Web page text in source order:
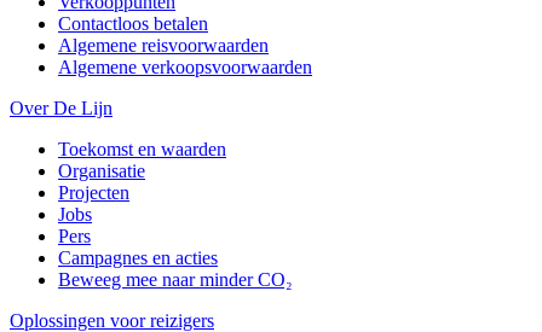
Contactloos betalen
Algemene reisvoorwaarden
Algemene verkoopsvoorwaarden
Over De Lijn
Toekomst en waarden
Organisatie
Projecten
Jobs
Pers
Campagnes en acties
Beweeg mee naar minder CO₂
Oplossingen voor reizigers